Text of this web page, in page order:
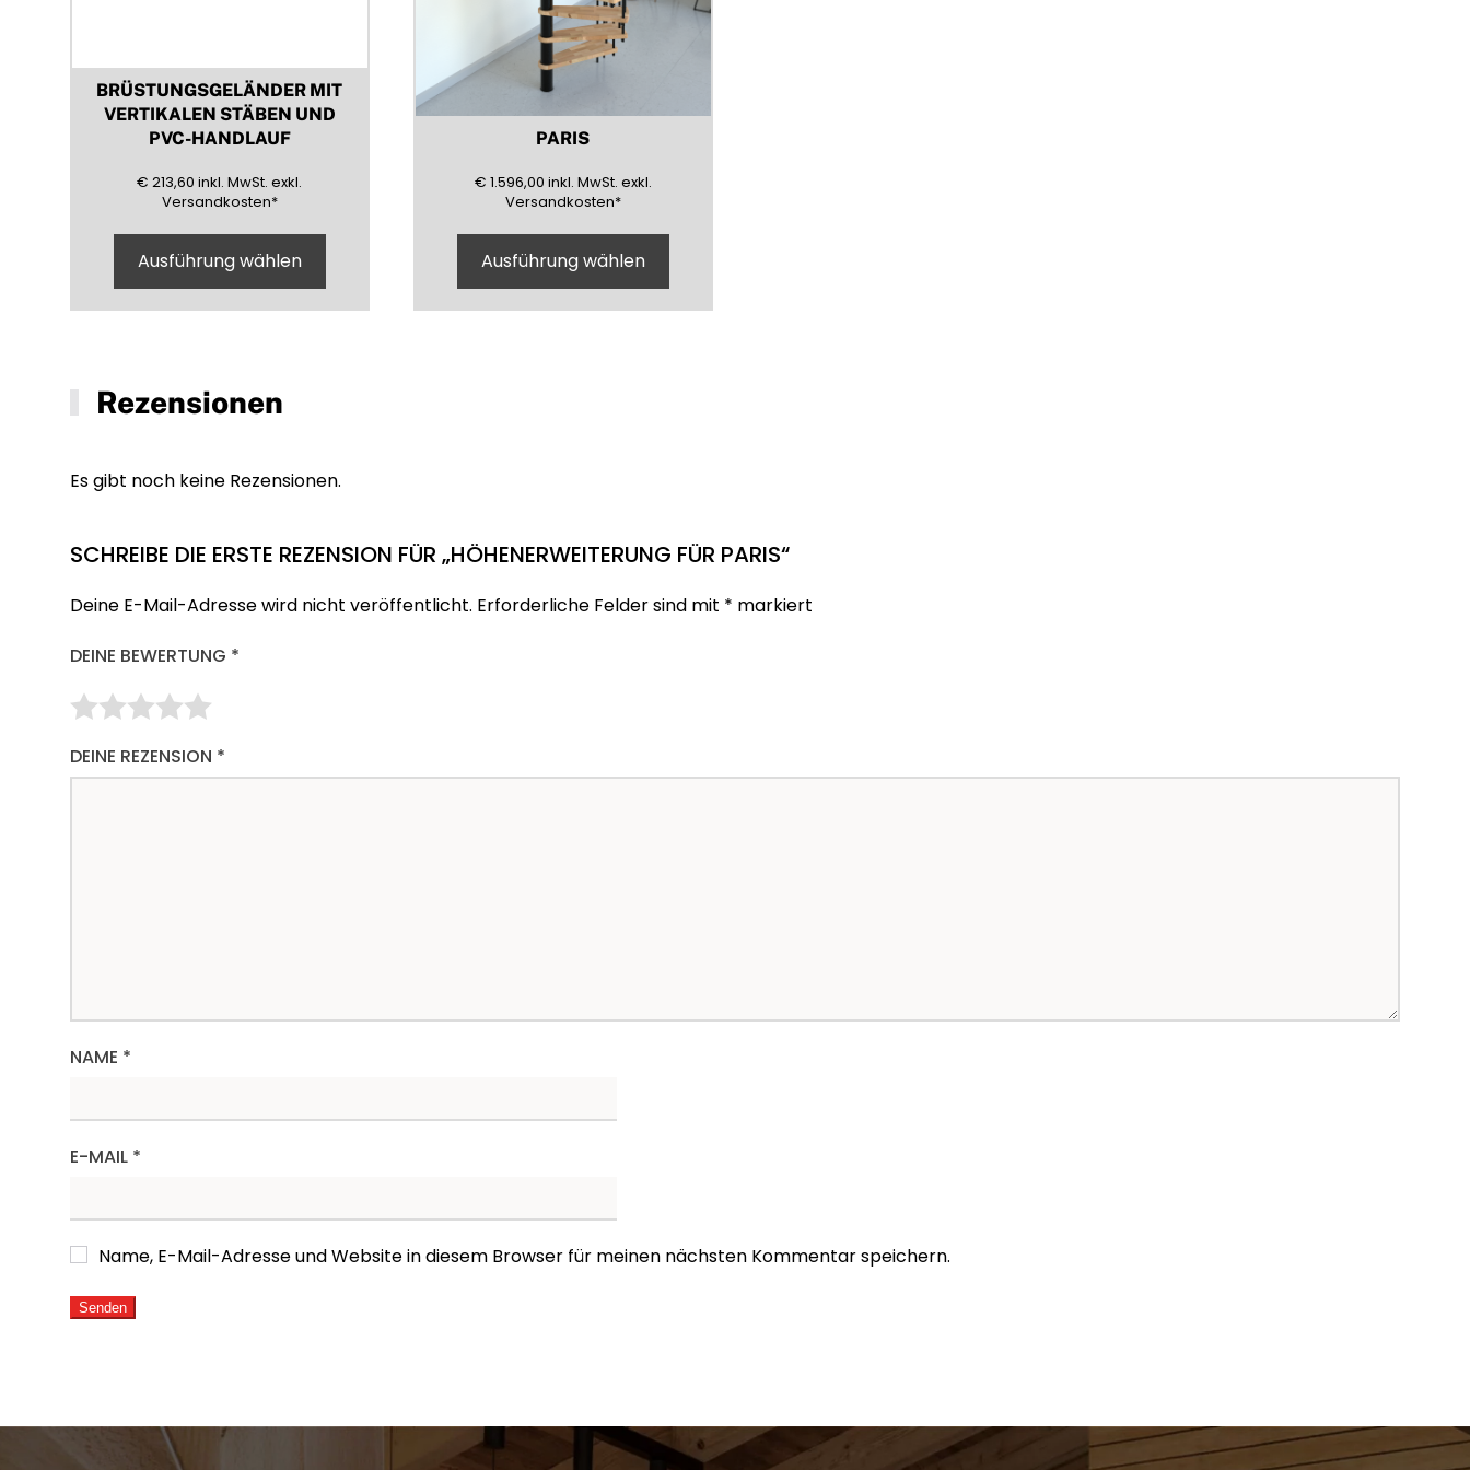
BRÜSTUNGSGELÄNDER MIT
VERTIKALEN STÄBEN UND
PVC-HANDLAUF
€ 213,60 213,60
inkl. (inklusive)
MwSt. (Mehrwertsteuer)
exkl.
Versandkosten*
Ausführung wählen
PARIS
€ 1.596,001596,00
inkl.(inklusive)
MwSt.(Mehrwertsteuer)
exkl.(exklusive)
Versandkosten*
Ausführung wählen
Rezensionen
Es gibt noch keine Rezensionen.
SCHREIBE DIE ERSTE REZENSION FÜR „HÖHENERWEITERUNG FÜR PARIS“
Deine E-Mail-Adresse wird nicht veröffentlicht. Erforderliche Felder sind mit * markiert
DEINE BEWERTUNG *
DEINE REZENSION *
NAME *
E-MAIL *
Name, E-Mail-Adresse und Website in diesem Browser für meinen nächsten Kommentar speichern.